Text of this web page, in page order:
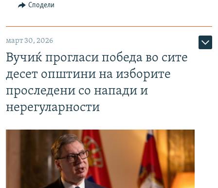
Сподели
март 30, 2026
Вучиќ прогласи победа во сите
десет општини на изборите
проследени со напади и
нерегуларности